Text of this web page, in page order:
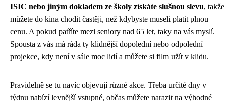
ISIC nebo jiným dokladem ze školy získáte slušnou slevu, takže
můžete do kina chodit častěji, než kdybyste museli platit plnou
cenu. A pokud patříte mezi seniory nad 65 let, taky na vás myslí.
Spousta z vás má ráda ty klidnější dopolední nebo odpolední
projekce, kdy není v sále moc lidí a můžete si film užít v klidu.
Pravidelně se tu navíc objevují různé akce. Třeba určité dny v
týdnu nabízí levnější vstupné, občas můžete narazit na výhodné